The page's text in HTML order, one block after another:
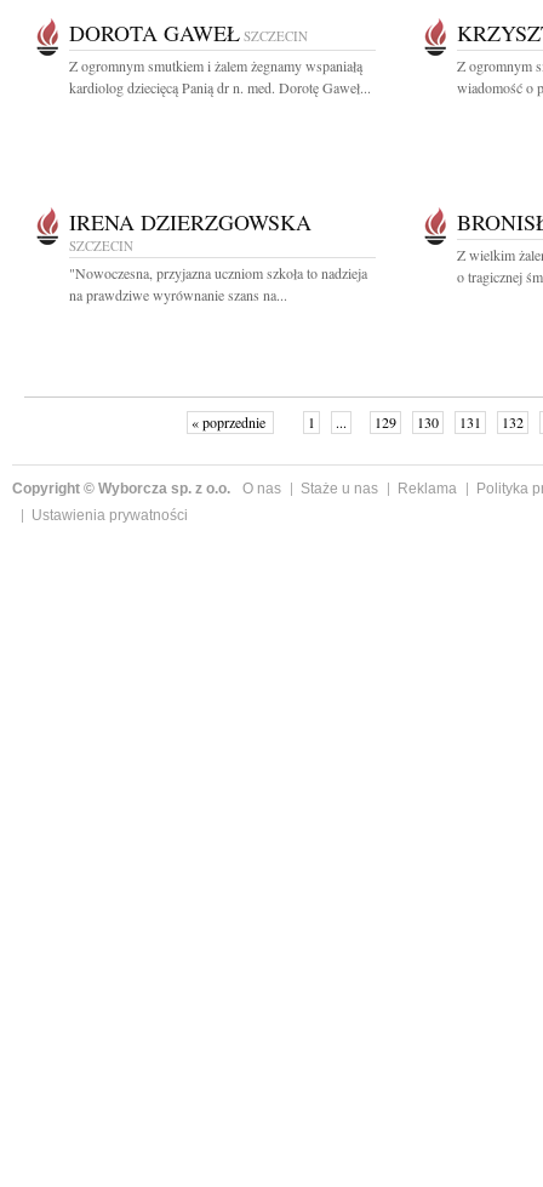
DOROTA GAWEŁ SZCZECIN
Z ogromnym smutkiem i żalem żegnamy wspaniałą
kardiolog dziecięcą Panią dr n. med. Dorotę Gaweł...
Z ogromnym
wiadomość o
IRENA DZIERZGOWSKA
SZCZECIN
"Nowoczesna, przyjazna uczniom szkoła to nadzieja
na prawdziwe wyrównanie szans na...
Z wielkim
o tragicznej
« poprzednie 1 ... 129 130 131 132
Copyright © Wyborcza sp. z o.o. O nas Staże u nas Reklama
Polityka
Ustawienia prywatności